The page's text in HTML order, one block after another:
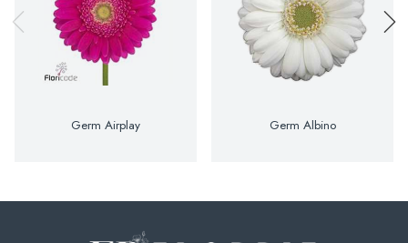
Germ Airplay Germ Albino